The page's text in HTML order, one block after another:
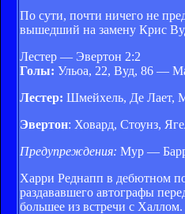
По сути, почти ничего не
вышедший на замену Крис
Лестер — Эвертон 2:2
Голы: Ульоа, 22, Вуд, 86 —
Лестер: Шмейхель, Де Лает,
Эвертон: Ховард, Стоунз,
Предупреждения: Мур —
Харри Реднапп в дебютном
раздававшего автографы
большее из встречи с Халлом.